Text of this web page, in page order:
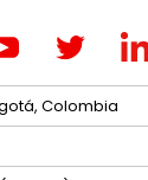
Colombia